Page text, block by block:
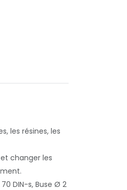
les résines, les
changer les
DIN-s, Buse Ø 2